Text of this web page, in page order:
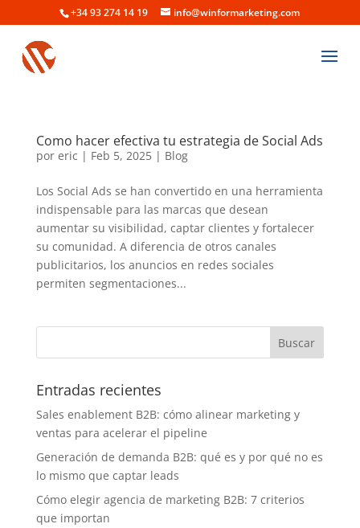
+34 93 274 14 19 info@winformarketing.com
Como hacer efectiva tu estrategia de Social Ads
por eric | Feb 5, 2025| Blog
Los Social Ads se han convertido en una herramienta
indispensable para las marcas que desean
aumentar su visibilidad, captar clientes y fortalecer
su comunidad. A diferencia de otros canales
publicitarios, los anuncios en redes sociales
permiten segmentaciones...
Entradas recientes
Sales enablement B2B: cómo alinear marketing y
ventas para acelerar el pipeline
Generación de demanda B2B: qué es y por qué no es
lo mismo que captar leads
Cómo elegir agencia de marketing B2B: 7 criterios
que importan